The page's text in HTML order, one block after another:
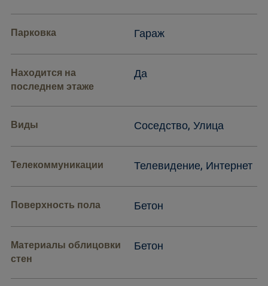
Парковка Гараж
Находится на
последнем этаже
Да
Виды Соседство, Улица
Телекоммуникации Телевидение, Интернет
Поверхность пола Бетон
Материалы облицовки
стен
Бетон